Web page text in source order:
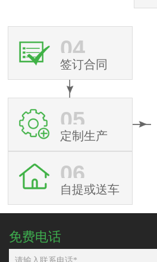
04
签订合同
05
定制生产
06
自提或送车
免费电话